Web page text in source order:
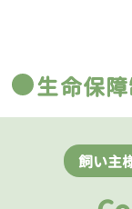
生命保
飼い主